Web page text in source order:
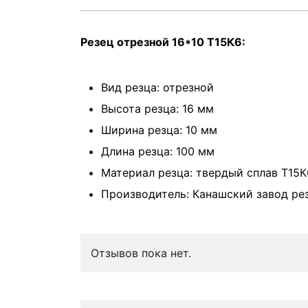
Резец отрезной 16*10 Т15К6:
Вид резца: отрезной
Высота резца: 16 мм
Ширина резца: 10 мм
Длина резца: 100 мм
Материал резца: твердый сплав
Производитель: Канашский завод
Отзывов пока нет.